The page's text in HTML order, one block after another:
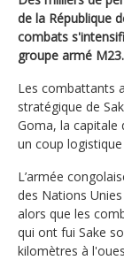
de la République
combats
groupe armé M23.
Les combattants
stratégique de
Goma, la capitale
un coup
L’armée
des Nations
alors que les
qui ont fui Sake
kilomètres à